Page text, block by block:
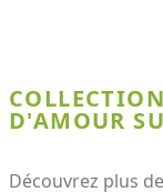
D'AMOUR
Découvrez plus